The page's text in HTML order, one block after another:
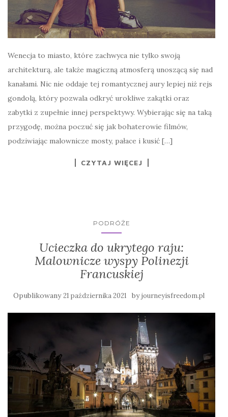
Wenecja to miasto, które zachwyca nie tylko swoją
architekturą, ale także magiczną atmosferą unoszącą się nad
kanałami. Nic nie oddaje tej romantycznej aury lepiej niż rejs
gondolą, który pozwala odkryć urokliwe zakątki oraz
zabytki z zupełnie innej perspektywy. Wybierając się na taką
przygodę, można poczuć się jak bohaterowie filmów,
podziwiając malownicze mosty, pałace i kusić […]
CZYTAJ WIĘCEJ
PODRÓŻE
Ucieczka do ukrytego raju:
Malownicze wyspy Polinezji
Francuskiej
Opublikowany21 października 2021 byjourneyisfreedom.pl